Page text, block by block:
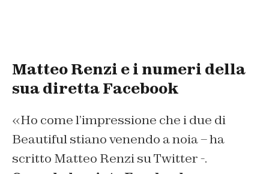
Matteo Renzi e i numeri della
sua diretta Facebook
«Ho come l’impressione che i due di
Beautiful stiano venendo a noia – ha
scritto Matteo Renzi su Twitter -.